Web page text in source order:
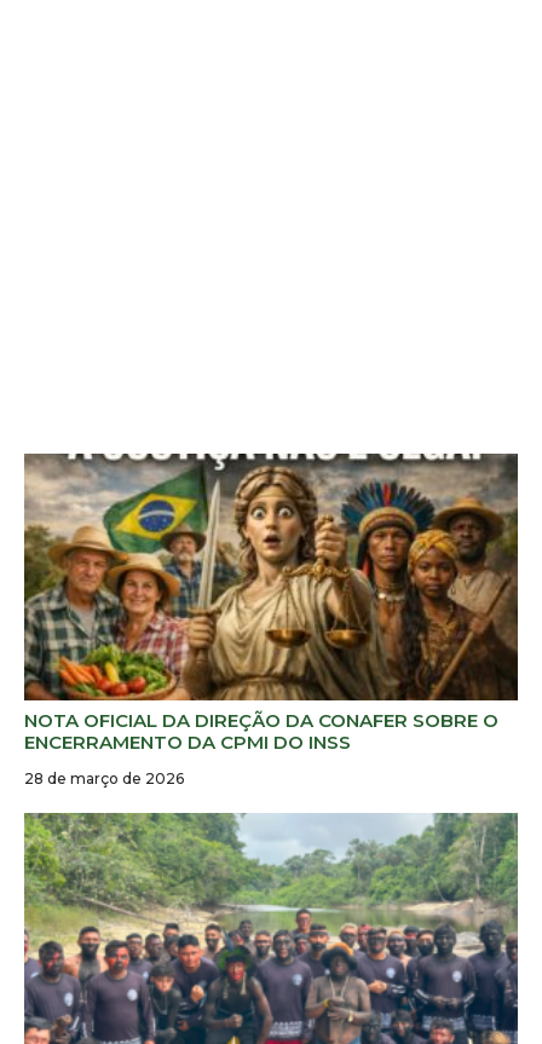
NOTA OFICIAL DA DIREÇÃO DA CONAFER SOBRE O
ENCERRAMENTO DA CPMI DO INSS
28 de março de 2026